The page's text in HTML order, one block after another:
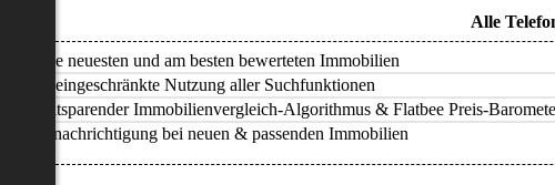
Alle
Alle neuesten und am besten bewerteten Immobilien
Uneingeschränkte Nutzung aller Suchfunktionen
Zeitsparender Immobilienvergleich-Algorithmus & Flatbee Preis-
Benachrichtigung bei neuen & passenden Immobilien